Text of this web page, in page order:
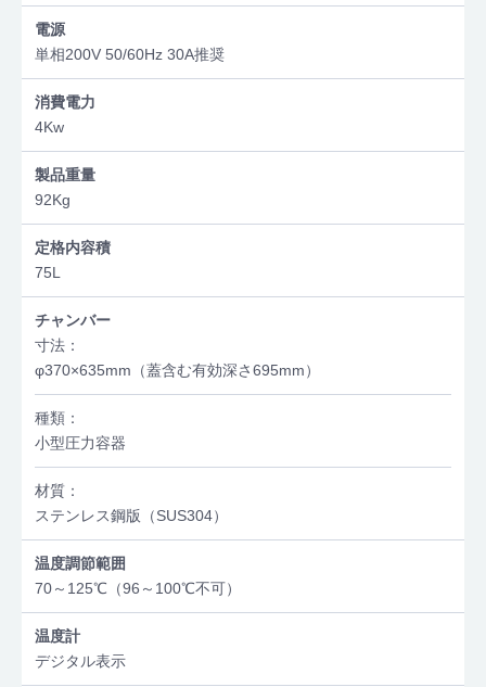
電源
単相200V 50/60Hz 30A推奨
消費電力
4Kw
製品重量
92Kg
定格内容積
75L
チャンバー
寸法：
φ370×635mm（蓋含む有効深さ695mm）
種類：
小型圧力容器
材質：
ステンレス鋼版（SUS304）
温度調節範囲
70～125℃（96～100℃不可）
温度計
デジタル表示